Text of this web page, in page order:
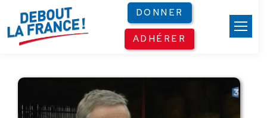
DONNER
ADHÉRER
Panneau de gestion des cookies